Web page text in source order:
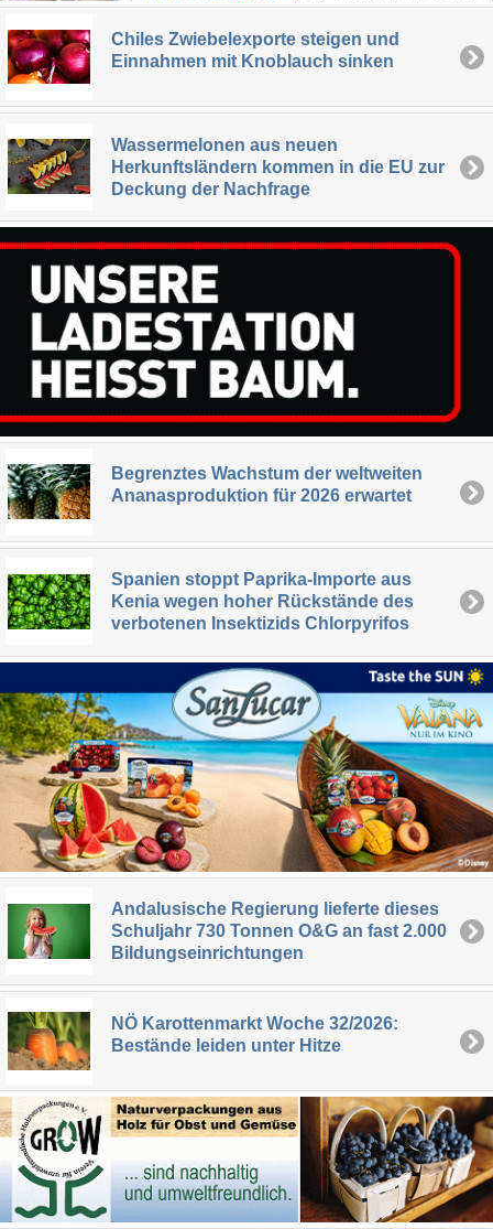
Chiles Zwiebelexporte steigen und
Einnahmen mit Knoblauch sinken
Wassermelonen aus neuen
Herkunftsländern kommen in die EU zur
Deckung der Nachfrage
Begrenztes Wachstum der weltweiten
Ananasproduktion für 2026 erwartet
Spanien stoppt Paprika-Importe aus
Kenia wegen hoher Rückstände des
verbotenen Insektizids Chlorpyrifos
Andalusische Regierung lieferte dieses
Schuljahr 730 Tonnen O&G an fast 2.000
Bildungseinrichtungen
NÖ Karottenmarkt Woche 32/2026:
Bestände leiden unter Hitze